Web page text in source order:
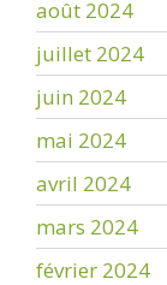
août 2024
juillet 2024
juin 2024
mai 2024
avril 2024
mars 2024
février 2024